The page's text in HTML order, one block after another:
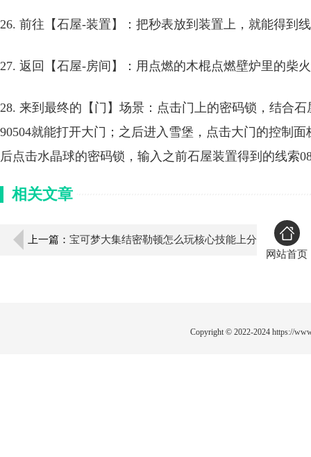
26. 前往【石屋-装置】：把秒表放到装置上，就能得到
27. 返回【石屋-房间】：用点燃的木棍点燃壁炉里的柴
28. 来到最终的【门】场景：点击门上的密码锁，结合
90504就能打开大门；之后进入雪堡，点击大门的控制
后点击水晶球的密码锁，输入之前石屋装置得到的线索
相关文章
上一篇： 宝可梦大集结密勒顿怎么玩核心技能上分
网站首页
Copyright © 2022-2024 https://